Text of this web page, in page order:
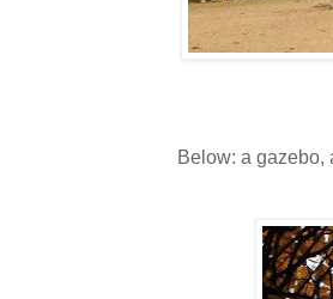
Below: a gazebo,